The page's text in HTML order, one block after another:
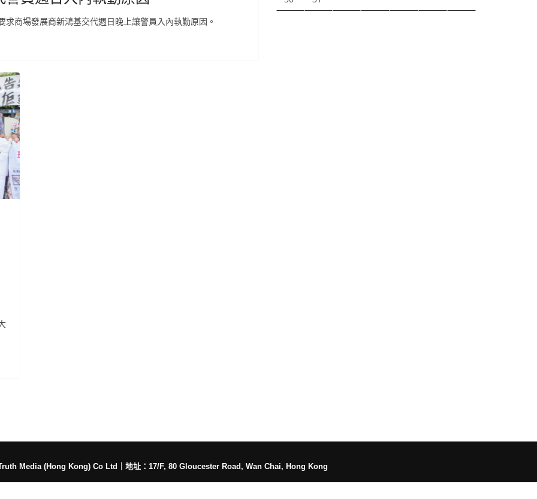
商場發展商新鴻基交代週日晚上讓警員入內執勤原因。
Media (Hong Kong) Co Ltd 地址：17/F, 80 Gloucester Road, Wan Chai, Hong Kong